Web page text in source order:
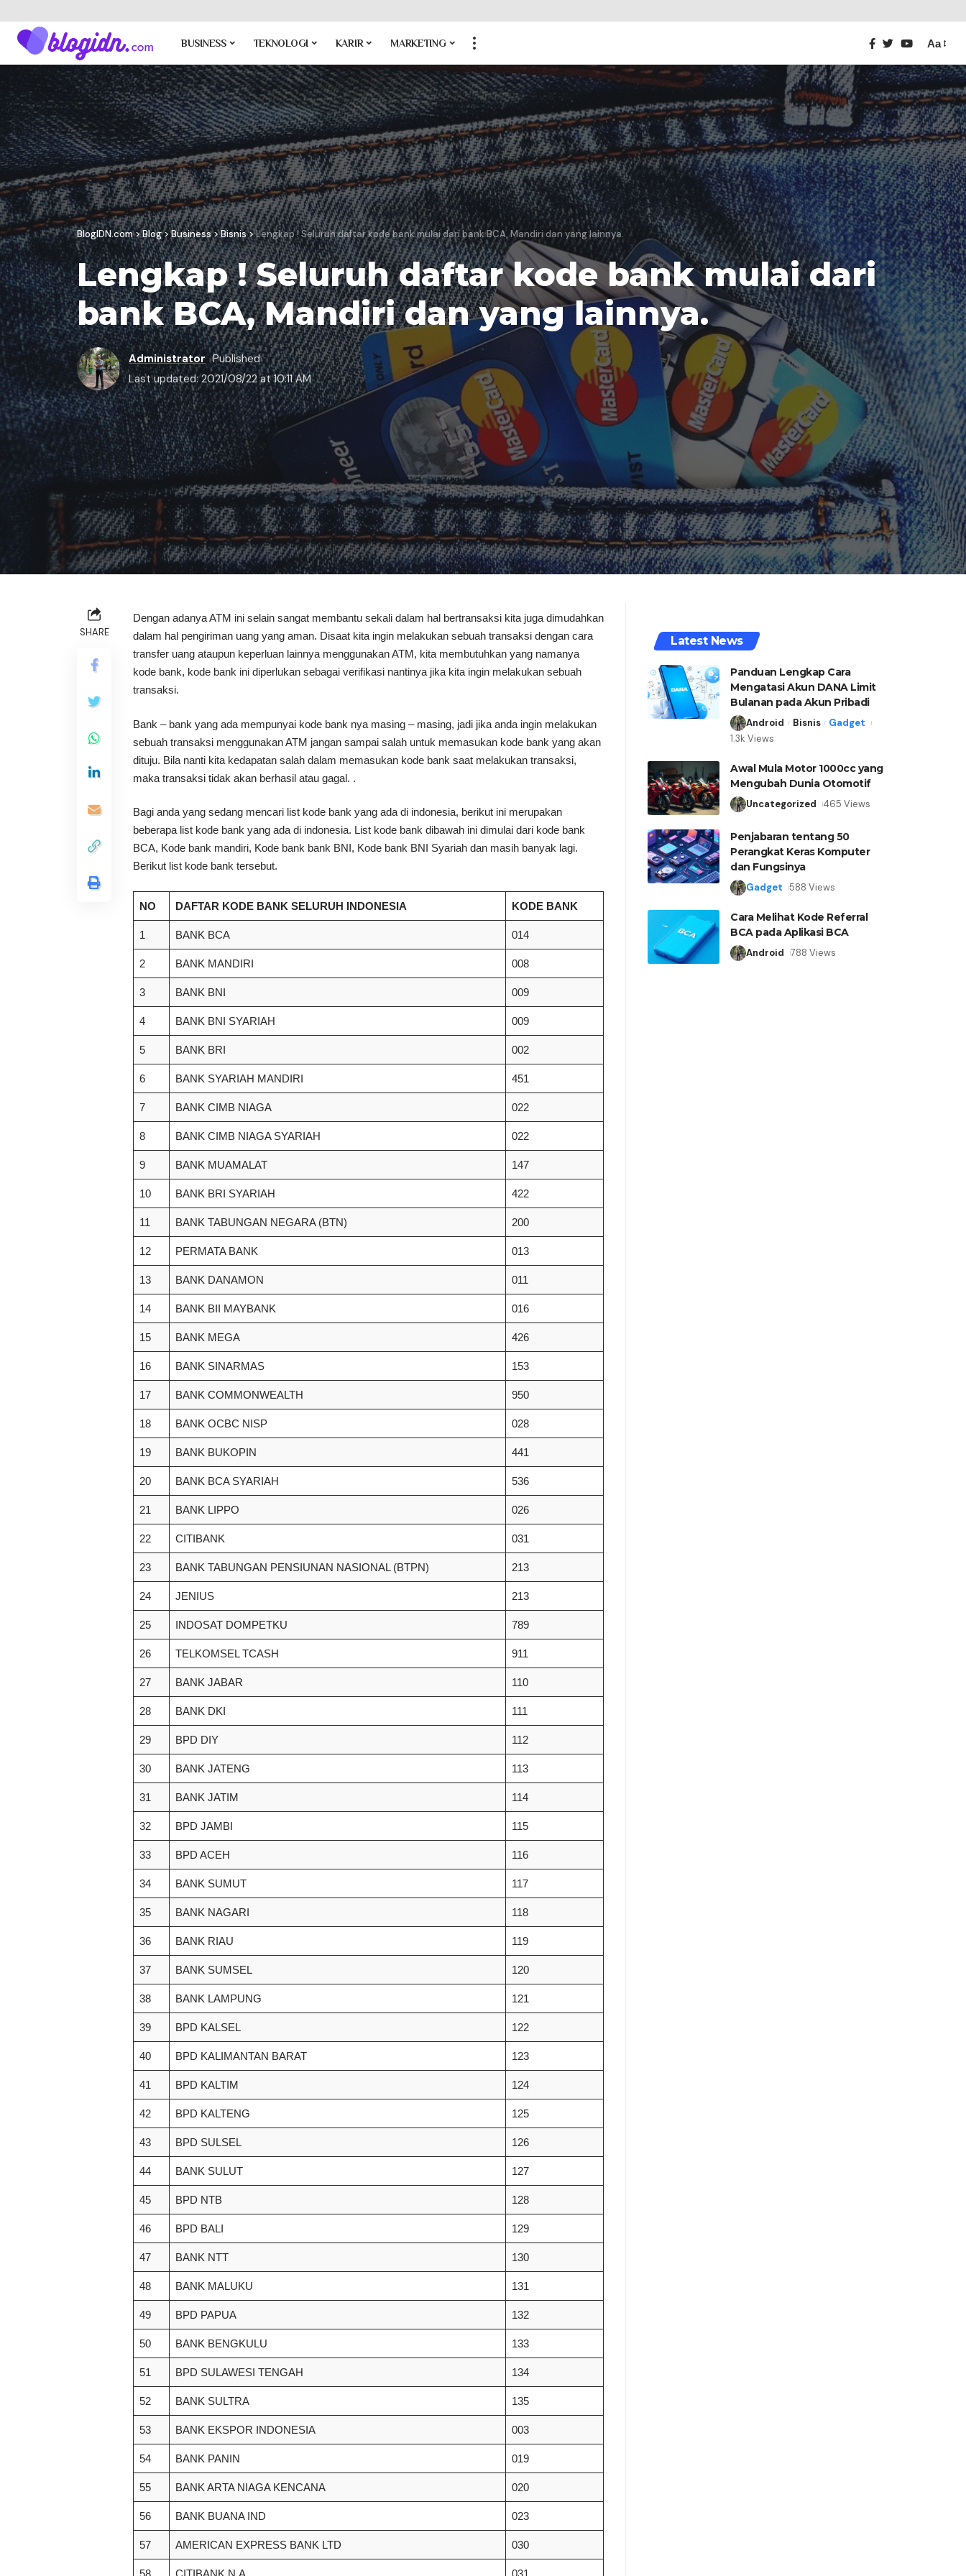
BUSINESS TEKNOLOGI KARIR MARKETING Aa
BlogIDN.com>Blog>Business>Bisnis>Lengkap ! Seluruh daftar kode bank mulai dari bank BCA, Mandiri dan yang lainnya.
Lengkap ! Seluruh daftar kode bank mulai dari
bank BCA, Mandiri dan yang lainnya.
Last updated: 2021/08/22 at 10:11 AM
Administrator Published
SHARE
Dengan adanya ATM ini selain sangat membantu sekali dalam hal bertransaksi kita juga dimudahkan
dalam hal pengiriman uang yang aman. Disaat kita ingin melakukan sebuah transaksi dengan cara
transfer uang ataupun keperluan lainnya menggunakan ATM, kita membutuhkan yang namanya
kode bank, kode bank ini diperlukan sebagai verifikasi nantinya jika kita ingin melakukan sebuah
transaksi.
Bank – bank yang ada mempunyai kode bank nya masing – masing, jadi jika anda ingin melakukan
sebuah transaksi menggunakan ATM jangan sampai salah untuk memasukan kode bank yang akan
dituju. Bila nanti kita kedapatan salah dalam memasukan kode bank saat melakukan transaksi,
maka transaksi tidak akan berhasil atau gagal. .
Bagi anda yang sedang mencari list kode bank yang ada di indonesia, berikut ini merupakan
beberapa list kode bank yang ada di indonesia. List kode bank dibawah ini dimulai dari kode bank
BCA, Kode bank mandiri, Kode bank bank BNI, Kode bank BNI Syariah dan masih banyak lagi.
Berikut list kode bank tersebut.
NO DAFTAR KODE BANK SELURUH INDONESIA KODE BANK
1 BANK BCA 014
2 BANK MANDIRI 008
3 BANK BNI 009
4 BANK BNI SYARIAH 009
5 BANK BRI 002
6 BANK SYARIAH MANDIRI 451
7 BANK CIMB NIAGA 022
8 BANK CIMB NIAGA SYARIAH 022
9 BANK MUAMALAT 147
10 BANK BRI SYARIAH 422
11 BANK TABUNGAN NEGARA (BTN) 200
12 PERMATA BANK 013
13 BANK DANAMON 011
14 BANK BII MAYBANK 016
15 BANK MEGA 426
16 BANK SINARMAS 153
17 BANK COMMONWEALTH 950
18 BANK OCBC NISP 028
19 BANK BUKOPIN 441
20 BANK BCA SYARIAH 536
21 BANK LIPPO 026
22 CITIBANK 031
23 BANK TABUNGAN PENSIUNAN NASIONAL (BTPN) 213
24 JENIUS 213
25 INDOSAT DOMPETKU 789
26 TELKOMSEL TCASH 911
27 BANK JABAR 110
28 BANK DKI 111
29 BPD DIY 112
30 BANK JATENG 113
31 BANK JATIM 114
32 BPD JAMBI 115
33 BPD ACEH 116
34 BANK SUMUT 117
35 BANK NAGARI 118
36 BANK RIAU 119
37 BANK SUMSEL 120
38 BANK LAMPUNG 121
39 BPD KALSEL 122
40 BPD KALIMANTAN BARAT 123
41 BPD KALTIM 124
42 BPD KALTENG 125
43 BPD SULSEL 126
44 BANK SULUT 127
45 BPD NTB 128
46 BPD BALI 129
47 BANK NTT 130
48 BANK MALUKU 131
49 BPD PAPUA 132
50 BANK BENGKULU 133
51 BPD SULAWESI TENGAH 134
52 BANK SULTRA 135
53 BANK EKSPOR INDONESIA 003
54 BANK PANIN 019
55 BANK ARTA NIAGA KENCANA 020
56 BANK BUANA IND 023
57 AMERICAN EXPRESS BANK LTD 030
58 CITIBANK N.A. 031
Latest News
Panduan Lengkap Cara
Mengatasi Akun DANA Limit
Bulanan pada Akun Pribadi
Android Bisnis
Gadget
1.3k Views
Awal Mula Motor 1000cc yang
Mengubah Dunia Otomotif
Uncategorized 465 Views
Penjabaran tentang 50
Perangkat Keras Komputer
dan Fungsinya
Gadget 588 Views
Cara Melihat Kode Referral
BCA pada Aplikasi BCA
Android 788 Views